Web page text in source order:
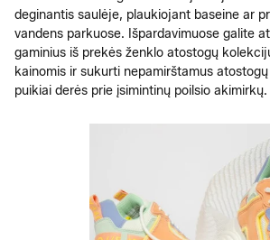
deginantis saulėje, plaukiojant baseine ar
vandens parkuose. Išpardavimuose galite
gaminius iš prekės ženklo atostogų
kainomis ir sukurti nepamirštamus
puikiai derės prie įsimintinų poilsio akimirkų.